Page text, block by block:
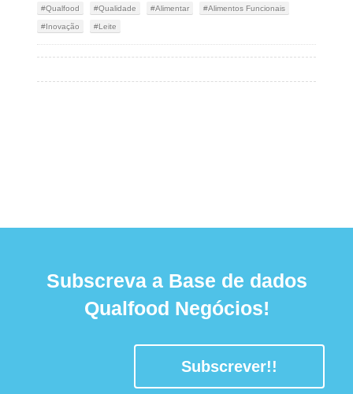
Qualfood Qualidade Alimentar Alimentos Funcionais
Inovação Leite
Subscreva a Base de dados
Qualfood Negócios!
Subscrever!!